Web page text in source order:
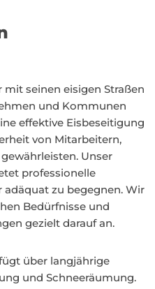
seinen eisigen Straßen
und Kommunen
effektive Eisbeseitigung
von Mitarbeitern,
Unser
professionelle
zu begegnen. Wir
Bedürfnisse und
gezielt darauf an.
über langjährige
und Schneeräumung.